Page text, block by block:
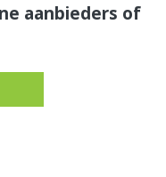
aanbieders of